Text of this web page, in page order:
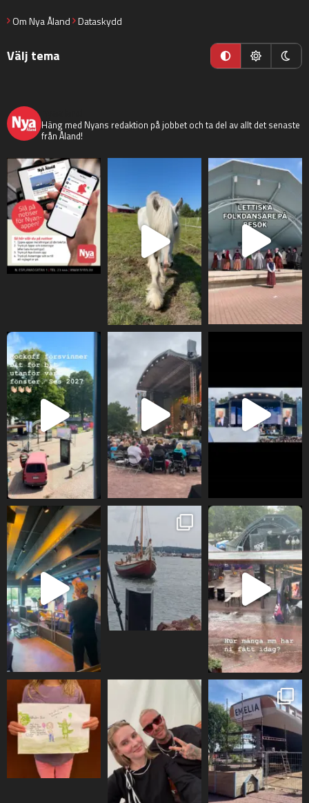
Om Nya Åland Dataskydd
Välj tema
Häng med Nyans redaktion på jobbet och ta del av allt det senaste
från Åland!